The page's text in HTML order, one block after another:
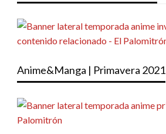
Anime&Manga | Primavera 2021